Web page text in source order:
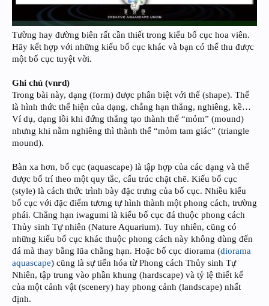
Tường hay đường biên rất cần thiết trong kiểu bố cục hoa viên.
Hãy kết hợp với những kiểu bố cục khác và bạn có thể thu được
một bố cục tuyệt vời.
Ghi chú (vnrd)
Trong bài này, dạng (form) được phân biệt với thế (shape). Thế
là hình thức thể hiện của dạng, chẳng hạn thẳng, nghiêng, kề…
Ví dụ, dạng lồi khi đứng thẳng tạo thành thế “mỏm” (mound)
nhưng khi nằm nghiêng thì thành thế “mỏm tam giác” (triangle
mound).
Bàn xa hơn, bố cục (aquascape) là tập hợp của các dạng và thế
được bố trí theo một quy tắc, cấu trúc chặt chẽ. Kiểu bố cục
(style) là cách thức trình bày đặc trưng của bố cục. Nhiều kiểu
bố cục với đặc điểm tương tự hình thành một phong cách, trường
phái. Chẳng hạn iwagumi là kiểu bố cục đá thuộc phong cách
Thủy sinh Tự nhiên (Nature Aquarium). Tuy nhiên, cũng có
những kiểu bố cục khác thuộc phong cách này không dùng đến
đá mà thay bằng lũa chẳng hạn. Hoặc bố cục diorama (diorama
aquascape) cũng là sự tiến hóa từ Phong cách Thủy sinh Tự
Nhiên, tập trung vào phần khung (hardscape) và tỷ lệ thiết kế
của một cảnh vật (scenery) hay phong cảnh (landscape) nhất
định.